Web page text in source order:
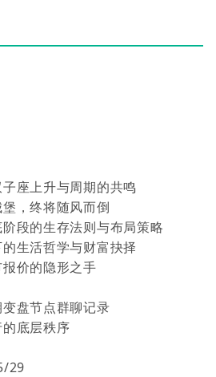
座上升与周期的共鸣
，终将随风而倒
段的生存法则与布局策略
生活哲学与财富抉择
价的隐形之手
盘节点群聊记录
底层秩序
29